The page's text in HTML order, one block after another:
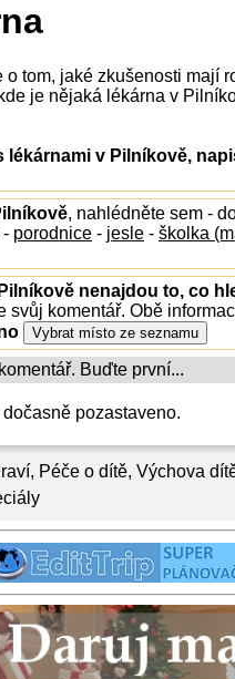
, Péče o dítě, Výchova
o tom, jaké zkušenosti mají
je nějaká lékárna v
lékárnami v Pilníkově,
, nahlédněte sem -
- porodnice - jesle - školka
nenajdou to, co
svůj komentář. Obě
Buďte první...
pozastaveno.